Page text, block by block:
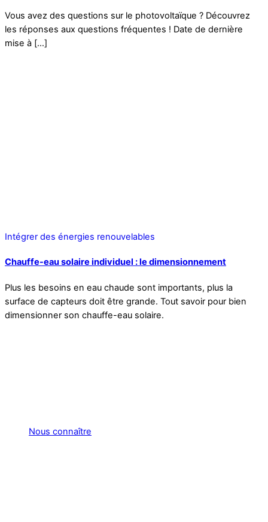
Vous avez des questions sur le photovoltaïque ? Découvrez
les réponses aux questions fréquentes ! Date de dernière
mise à […]
Intégrer des énergies renouvelables
Chauffe-eau solaire individuel : le dimensionnement
Plus les besoins en eau chaude sont importants, plus la
surface de capteurs doit être grande. Tout savoir pour bien
dimensionner son chauffe-eau solaire.
Nous connaître